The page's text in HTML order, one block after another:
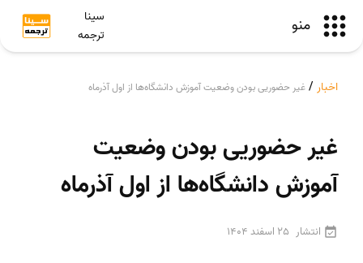
منو
سینا
ترجمه
اخبار / غیر حضوریی بودن وضعیت آموزش دانشگاه‌ها از اول آذرماه
غیر حضوریی بودن وضعیت
آموزش دانشگاه‌ها از اول آذرماه
انتشار 25 اسفند 1404